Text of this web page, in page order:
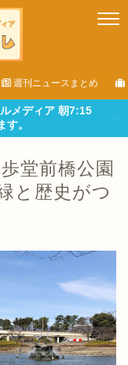
週刊ニュースまとめ
メディア 朝7:15
す。
堂前橋公園
と歴史がつ